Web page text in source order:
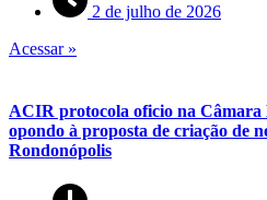
2 de julho de 2026
Acessar »
ACIR protocola oficio na Câmara
opondo à proposta de criação de
Rondonópolis